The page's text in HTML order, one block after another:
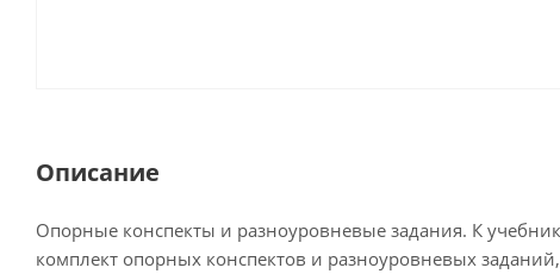
Описание
Опорные конспекты и разноуровневые задания. К
комплект опорных конспектов и разноуровневых